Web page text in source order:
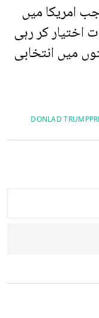
امریکا میں
اختیار کر رہی
میں انتخابی
DONLAD TRUMP